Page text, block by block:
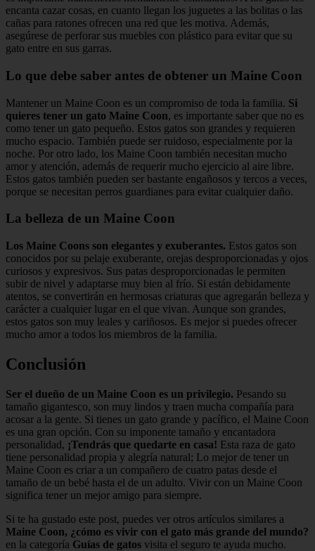
encanta cazar cosas, en cuanto llegan los juguetes a las bolitas o las
cañas para ratones ofrecen una red que les motiva. Además,
asegúrese de perforar sus muebles con plástico para evitar que su
gato entre en sus garras.
Lo que debe saber antes de obtener un Maine Coon
Mantener un Maine Coon es un compromiso de toda la familia. Si
quieres tener un gato Maine Coon, es importante saber que no es
como tener un gato pequeño. Estos gatos son grandes y requieren
mucho espacio. También puede ser ruidoso, especialmente por la
noche. Por otro lado, los Maine Coon también necesitan mucho
amor y atención, además de requerir mucho ejercicio al aire libre.
Estos gatos también pueden ser bastante engañosos y tercos a veces,
porque se necesitan perros guardianes para evitar cualquier daño.
La belleza de un Maine Coon
Los Maine Coons son elegantes y exuberantes. Estos gatos son
conocidos por su pelaje exuberante, orejas desproporcionadas y ojos
curiosos y expresivos. Sus patas desproporcionadas le permiten
subir de nivel y adaptarse muy bien al frío. Si están debidamente
atentos, se convertirán en hermosas criaturas que agregarán belleza y
carácter a cualquier lugar en el que vivan. Aunque son grandes,
estos gatos son muy leales y cariñosos. Es mejor si puedes ofrecer
mucho amor a todos los miembros de la familia.
Conclusión
Ser el dueño de un Maine Coon es un privilegio. Pesando su
tamaño gigantesco, son muy lindos y traen mucha compañía para
acosar a la gente. Si tienes un gato grande y pacífico, el Maine Coon
es una gran opción. Con su imponente tamaño y encantadora
personalidad, ¡Tendrás que quedarte en casa! Esta raza de gato
tiene personalidad propia y alegría natural; Lo mejor de tener un
Maine Coon es criar a un compañero de cuatro patas desde el
tamaño de un bebé hasta el de un adulto. Vivir con un Maine Coon
significa tener un mejor amigo para siempre.
Si te ha gustado este post, puedes ver otros artículos similares a
Maine Coon, ¿cómo es vivir con el gato más grande del mundo?
en la categoría Guías de gatos visita el seguro te ayuda mucho.